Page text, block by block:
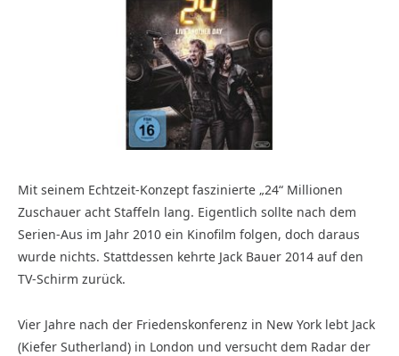
Mit seinem Echtzeit-Konzept faszinierte „24“ Millio­nen
Zuschauer acht Staffeln lang. Eigentlich sollte nach dem
Serien-Aus im Jahr 2010 ein Kinofilm folgen, doch daraus
wurde nichts. Stattdessen kehrte Jack Bauer 2014 auf den
TV-Schirm zurück.
Vier Jahre nach der Friedenskonferenz in New York lebt Jack
(Kiefer Sutherland) in London und versucht dem Radar der